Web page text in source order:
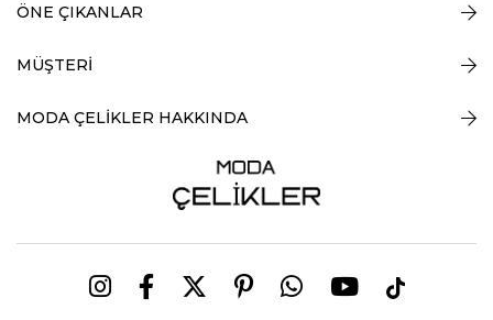
ÖNE ÇIKANLAR
MÜŞTERİ
MODA ÇELİKLER HAKKINDA